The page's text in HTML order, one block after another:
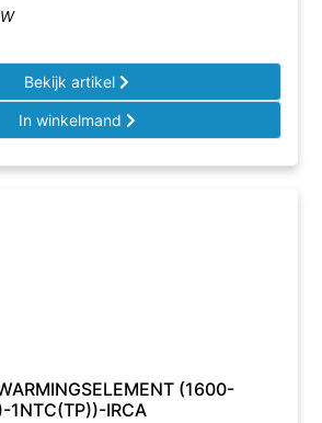
Bekijk artikel
In winkelmand
(1600-
1NTC(TP))-IRCA